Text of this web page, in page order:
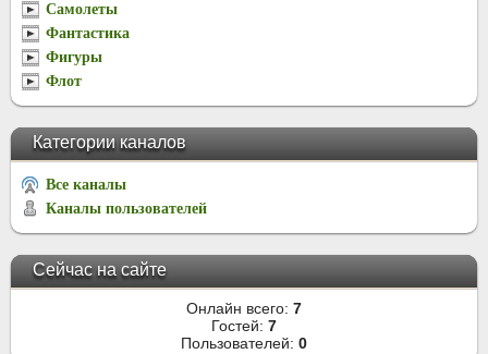
Самолеты
Фантастика
Фигуры
Флот
Категории каналов
Все каналы
Каналы пользователей
Сейчас на сайте
Онлайн всего: 7
Гостей: 7
Пользователей: 0